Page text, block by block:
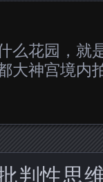
么花园，就
大神宫境内
判性思